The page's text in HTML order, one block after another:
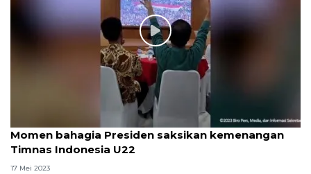
Momen bahagia Presiden saksikan kemenangan
Timnas Indonesia U22
17 Mei 2023